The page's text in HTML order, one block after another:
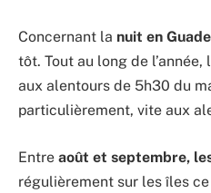
Concernant la nuit en
tôt. Tout au long de
aux alentours de 5h30 du
particulièrement, vite aux
Entre août et septembre,
régulièrement sur les îles